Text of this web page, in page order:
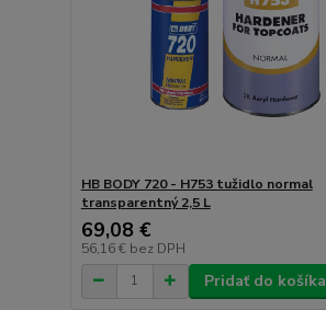
HB BODY 720 - H753 tužidlo normal
transparentný 2,5 L
69,08 €
56,16 € bez DPH
Pridať do košíka